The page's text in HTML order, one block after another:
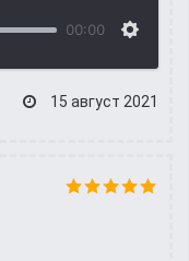
00:00
15 август 2021